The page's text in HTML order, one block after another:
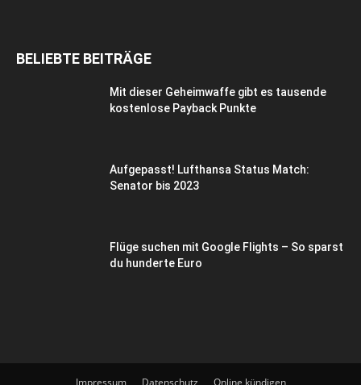
BELIEBTE BEITRÄGE
Mit dieser Geheimwaffe gibt es tausende
kostenlose Payback Punkte
Aufgepasst! Lufthansa Status Match:
Senator bis 2023
Flüge suchen mit Google Flights – So sparst
du hunderte Euro
Impressum Datenschutz Online kündigen